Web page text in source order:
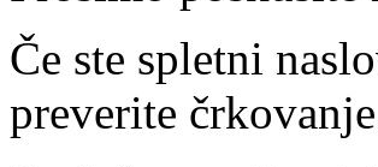
Če ste spletni
preverite